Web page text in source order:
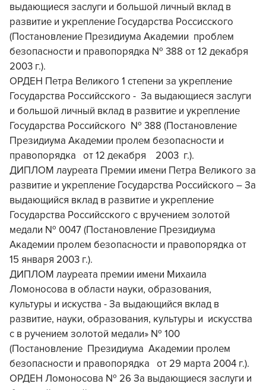
выдающиеся заслуги и большой личный вклад в
развитие и укрепление Государства Россисского
(Постановление Президиума Академии проблем
безопасности и правопорядка № 388 от 12 декабря
2003 г.).
ОРДЕН Петра Великого 1 степени за укрепление
Государства Российсского - За выдающиеся заслуги
и большой личный вклад в развитие и укрепление
Государства Российского № 388 (Постановление
Президиума Академии пролем безопасности и
правопорядка от 12 декабря 2003 г.).
ДИПЛОМ лауреата Премии имени Петра Великого за
развитие и укрепление Государства Российского – За
выдающийся вклад в развитие и укрепление
Государства Российсского с вручением золотой
медали № 0047 (Постановление Президиума
Академии пролем безопасности и правопорядка от
15 января 2003 г.).
ДИПЛОМ лауреата премии имени Михаила
Ломоносова в области науки, образования,
культуры и искуства - За выдающийся вклад в
развитие, науки, образования, культуры и искусства
с в ручением золотой медали» № 100
(Постановление Президиума Академии пролем
безопасности и правопорядка от 29 марта 2004 г.).
ОРДЕН Ломоносова № 26 За выдающиеся заслуги и